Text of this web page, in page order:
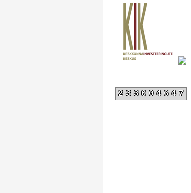
233004647